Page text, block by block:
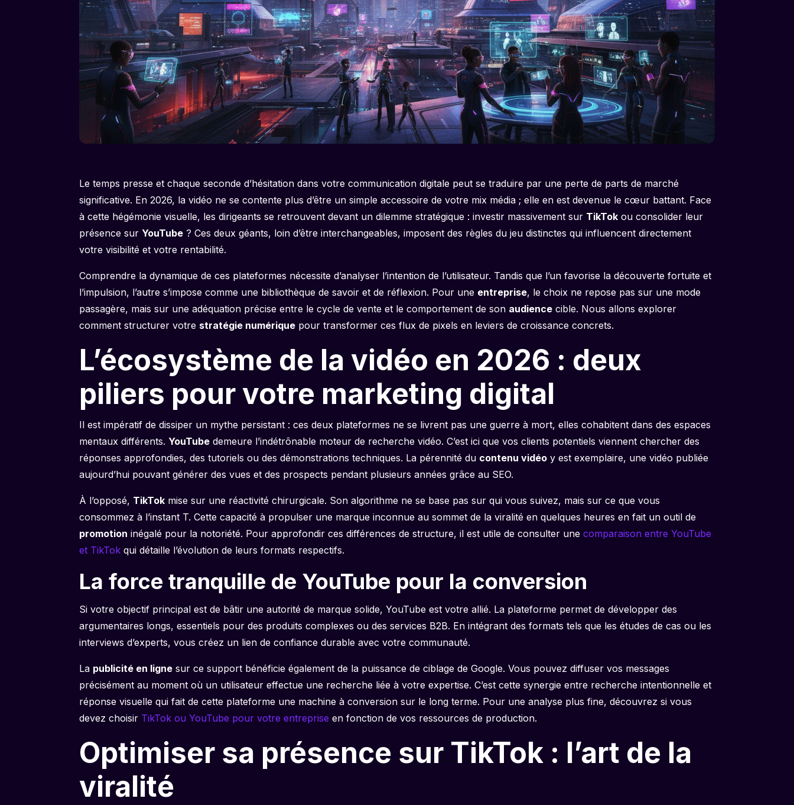
Le temps presse et chaque seconde d’hésitation dans votre communication digitale peut se traduire par une perte de parts de marché
significative. En 2026, la vidéo ne se contente plus d’être un simple accessoire de votre mix média ; elle en est devenue le cœur battant. Face
à cette hégémonie visuelle, les dirigeants se retrouvent devant un dilemme stratégique : investir massivement sur TikTok ou consolider leur
présence sur YouTube ? Ces deux géants, loin d’être interchangeables, imposent des règles du jeu distinctes qui influencent directement
votre visibilité et votre rentabilité.
Comprendre la dynamique de ces plateformes nécessite d’analyser l’intention de l’utilisateur. Tandis que l’un favorise la découverte fortuite et
l’impulsion, l’autre s’impose comme une bibliothèque de savoir et de réflexion. Pour une entreprise, le choix ne repose pas sur une mode
passagère, mais sur une adéquation précise entre le cycle de vente et le comportement de son audience cible. Nous allons explorer
comment structurer votre stratégie numérique pour transformer ces flux de pixels en leviers de croissance concrets.
L’écosystème de la vidéo en 2026 : deux
piliers pour votre marketing digital
Il est impératif de dissiper un mythe persistant : ces deux plateformes ne se livrent pas une guerre à mort, elles cohabitent dans des espaces
mentaux différents. YouTube demeure l’indétrônable moteur de recherche vidéo. C’est ici que vos clients potentiels viennent chercher des
réponses approfondies, des tutoriels ou des démonstrations techniques. La pérennité du contenu vidéo y est exemplaire, une vidéo publiée
aujourd’hui pouvant générer des vues et des prospects pendant plusieurs années grâce au SEO.
À l’opposé, TikTok mise sur une réactivité chirurgicale. Son algorithme ne se base pas sur qui vous suivez, mais sur ce que vous
consommez à l’instant T. Cette capacité à propulser une marque inconnue au sommet de la viralité en quelques heures en fait un outil de
promotion inégalé pour la notoriété. Pour approfondir ces différences de structure, il est utile de consulter unecomparaison entre YouTube
et TikTok qui détaille l’évolution de leurs formats respectifs.
La force tranquille de YouTube pour la conversion
Si votre objectif principal est de bâtir une autorité de marque solide, YouTube est votre allié. La plateforme permet de développer des
argumentaires longs, essentiels pour des produits complexes ou des services B2B. En intégrant des formats tels que les études de cas ou les
interviews d’experts, vous créez un lien de confiance durable avec votre communauté.
La publicité en ligne sur ce support bénéficie également de la puissance de ciblage de Google. Vous pouvez diffuser vos messages
précisément au moment où un utilisateur effectue une recherche liée à votre expertise. C’est cette synergie entre recherche intentionnelle et
réponse visuelle qui fait de cette plateforme une machine à conversion sur le long terme. Pour une analyse plus fine, découvrez si vous
devez choisir TikTok ou YouTube pour votre entreprise en fonction de vos ressources de production.
Optimiser sa présence sur TikTok : l’art de la
viralité